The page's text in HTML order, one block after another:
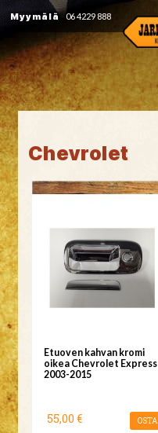
Myymälä 06 4229 888
Chevrolet
Etuoven kahvan kromi
oikea Chevrolet Express
2003-2015
55,00 € OSTA